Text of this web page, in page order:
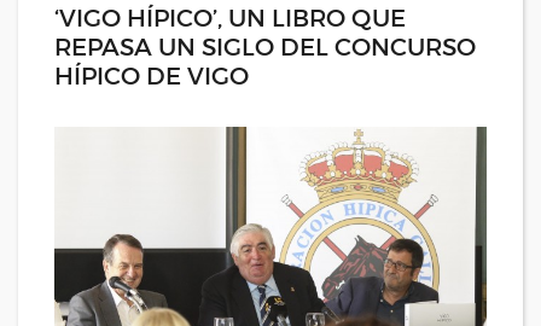
‘VIGO HÍPICO’, UN LIBRO QUE
REPASA UN SIGLO DEL CONCURSO
HÍPICO DE VIGO